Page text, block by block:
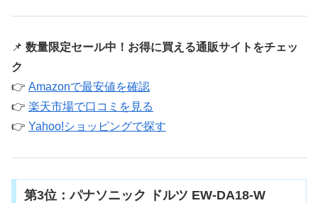
📌 数量限定セール中！お得に買える通販サイトをチェッ
ク
👉 Amazonで最安値を確認
👉 楽天市場で口コミを見る
👉 Yahoo!ショッピングで探す
第3位：パナソニック ドルツ EW-DA18-W